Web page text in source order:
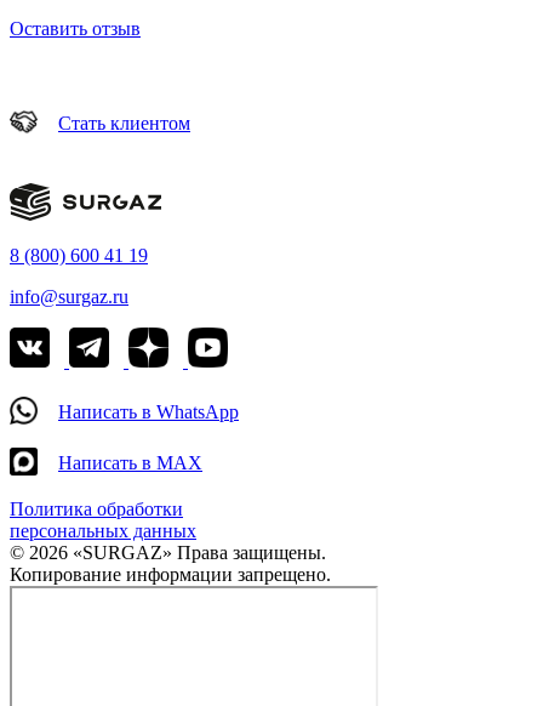
Оставить отзыв
Стать клиентом
8 (800) 600 41 19
info@surgaz.ru
Написать в WhatsApp
Написать в MAX
Политика обработки
персональных данных
© 2026 «SURGAZ» Права защищены.
Копирование информации запрещено.